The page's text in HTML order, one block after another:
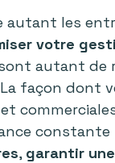
les
votre
autant de
façon dont
, garantir